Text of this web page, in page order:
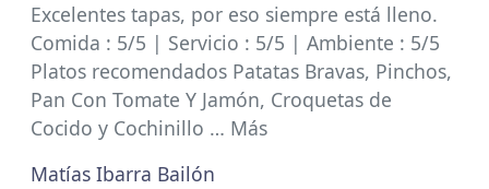
Excelentes tapas, por eso siempre está lleno.
Comida : 5/5 | Servicio : 5/5 | Ambiente : 5/5
Platos recomendados Patatas Bravas, Pinchos,
Pan Con Tomate Y Jamón, Croquetas de
Cocido y Cochinillo … Más
Matías Ibarra Bailón